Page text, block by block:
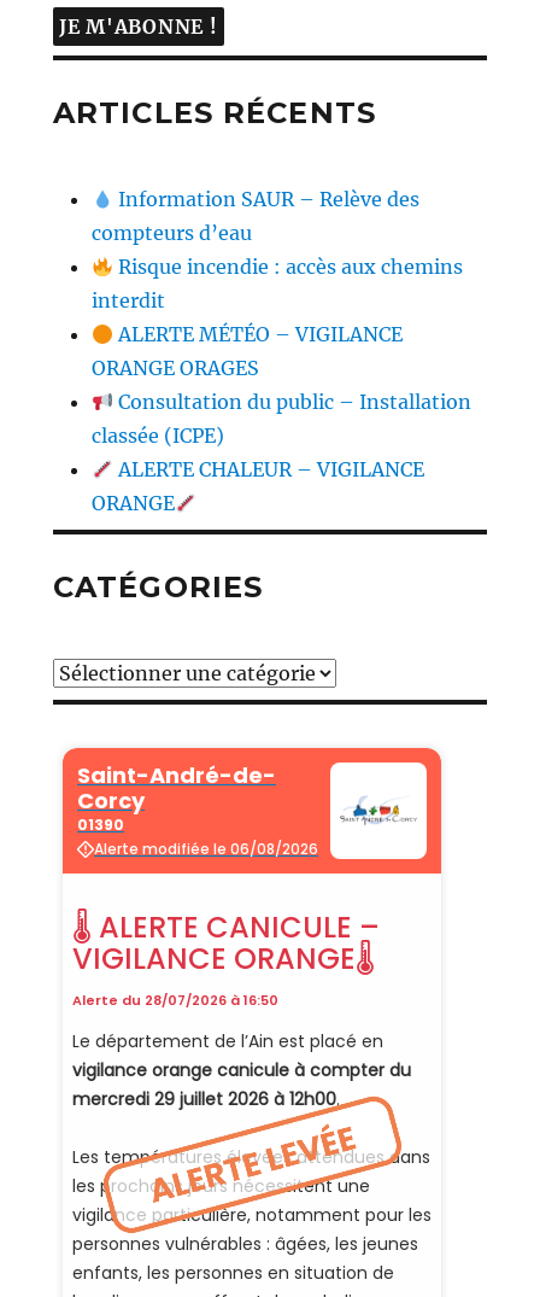
ARTICLES RÉCENTS
Information SAUR – Relève des
compteurs d’eau
Risque incendie : accès aux chemins
interdit
ALERTE MÉTÉO – VIGILANCE
ORANGE ORAGES
Consultation du public – Installation
classée (ICPE)
ALERTE CHALEUR – VIGILANCE
ORANGE
CATÉGORIES
Catégories